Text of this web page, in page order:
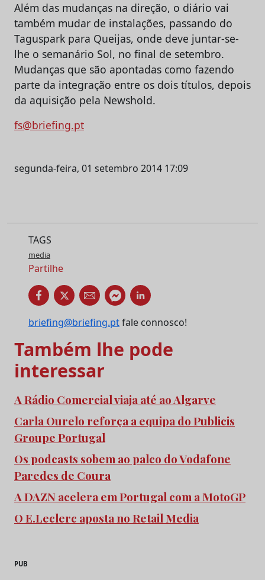
Além das mudanças na direção, o diário vai
também mudar de instalações, passando do
Taguspark para Queijas, onde deve juntar-se-
lhe o semanário Sol, no final de setembro.
Mudanças que são apontadas como fazendo
parte da integração entre os dois títulos, depois
da aquisição pela Newshold.
fs@briefing.pt
segunda-feira, 01 setembro 2014 17:09
TAGS
media
Partilhe
briefing@briefing.ptfale connosco!
Também lhe pode
interessar
A Rádio Comercial viaja até ao Algarve
Carla Ourelo reforça a equipa do Publicis
Groupe Portugal
Os podcasts sobem ao palco do Vodafone
Paredes de Coura
A DAZN acelera em Portugal com a MotoGP
O E.Leclerc aposta no Retail Media
PUB